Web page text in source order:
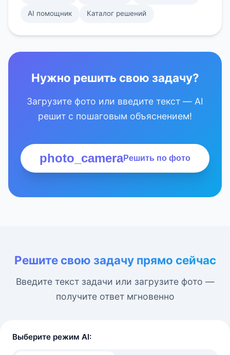
AI помощник Каталог решений
Нужно решить свою задачу?
Загрузите фото или введите текст — AI
решит с пошаговым объяснением!
photo_cameraРешить по фото
Решите свою задачу прямо сейчас
Введите текст задачи или загрузите фото —
получите ответ мгновенно
Выберите режим AI: